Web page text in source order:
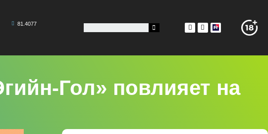
81.4077
Гол» повлияет на